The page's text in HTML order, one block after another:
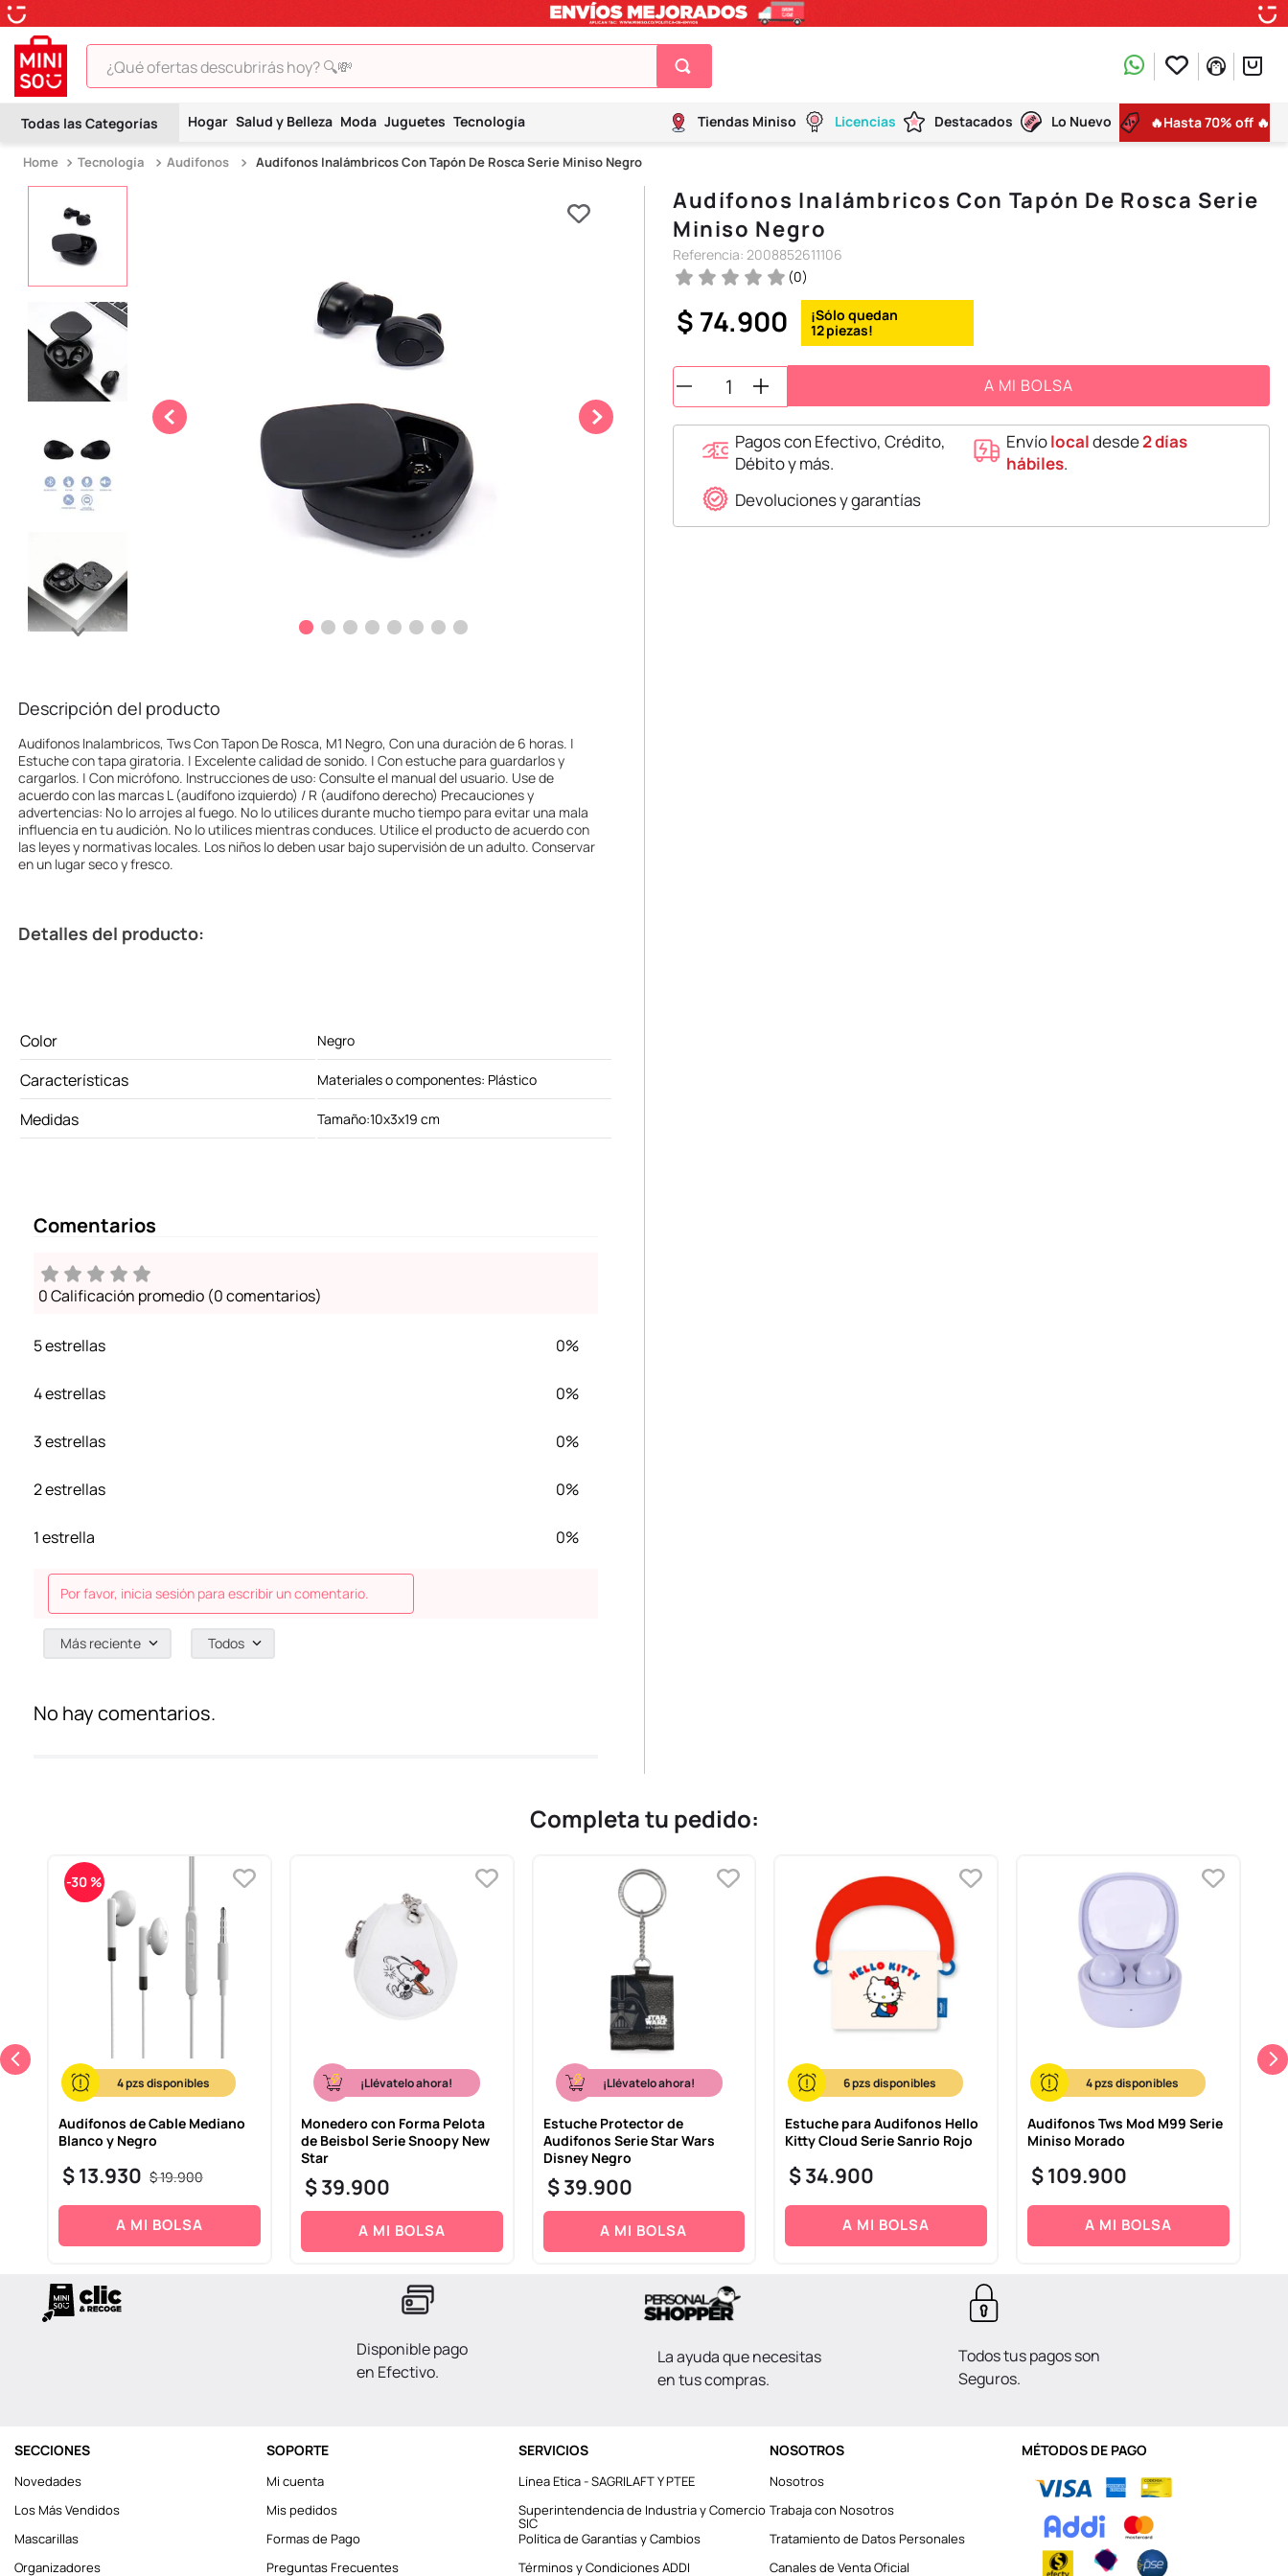
¿Qué ofertas descubrirás hoy? 🔍💸
Hogar Salud y Belleza Moda Juguetes Tecnología Tiendas Miniso Licencias Destacados Lo Nuevo 🔥Hasta 70% off 🔥
Tecnología Audifonos Audífonos Inalámbricos Con Tapón De Rosca Serie Miniso Negro
Descripción del producto
Audifonos Inalambricos, Tws Con Tapon De Rosca, M1 Negro, Con una duración de 6 horas. |
Estuche con tapa giratoria. | Excelente calidad de sonido. | Con estuche para guardarlos y
cargarlos. | Con micrófono. Instrucciones de uso: Consulte el manual del usuario. Use de
acuerdo con las marcas L (audífono izquierdo) / R (audífono derecho) Precauciones y
advertencias: No lo arrojes al fuego. No lo utilices durante mucho tiempo para evitar una mala
influencia en tu audición. No lo utilices mientras conduces. Utilice el producto de acuerdo con
las leyes y normativas locales. Los niños lo deben usar bajo supervisión de un adulto. Conservar
en un lugar seco y fresco.
Detalles del producto:
Color Negro
Características Materiales o componentes: Plástico
Medidas Tamaño:10x3x19 cm
Comentarios
0 Calificación promedio (0 comentarios)
5 estrellas 0%
4 estrellas 0%
3 estrellas 0%
2 estrellas 0%
1 estrella 0%
Por favor, inicia sesión para escribir un comentario.
Más reciente Todos
No hay comentarios.
Audífonos Inalámbricos Con Tapón De Rosca Serie
Miniso Negro
Referencia: 2008852611106
(0)
$ 74.900 12
A MI BOLSA
Pagos con Efectivo, Crédito,
Débito y más.
Envíolocaldesde2 días
hábiles.
Devoluciones y garantías
Completa tu pedido:
-30 %
4
Audífonos de Cable Mediano
Blanco y Negro
$19.900
$13.930
A MI BOLSA
¡Llévatelo ahora!
Monedero con Forma Pelota
de Beisbol Serie Snoopy New
Star
$39.900
A MI BOLSA
¡Llévatelo ahora!
Estuche Protector de
Audifonos Serie Star Wars
Disney Negro
$39.900
A MI BOLSA
6
Estuche para Audifonos Hello
Kitty Cloud Serie Sanrio Rojo
$34.900
A MI BOLSA
4
Audifonos Tws Mod M99 Serie
Miniso Morado
$109.900
A MI BOLSA
Disponible pago
en Efectivo.
La ayuda que necesitas
en tus compras.
Todos tus pagos son
Seguros.
SECCIONES
Novedades
Los Más Vendidos
Mascarillas
Organizadores
SOPORTE
Mi cuenta
Mis pedidos
Formas de Pago
Preguntas Frecuentes
SERVICIOS
Línea Etica - SAGRILAFT Y PTEE
Superintendencia de Industria y Comercio
SIC
Política de Garantías y Cambios
Términos y Condiciones ADDI
NOSOTROS
Nosotros
Trabaja con Nosotros
Tratamiento de Datos Personales
Canales de Venta Oficial
MÉTODOS DE PAGO
TÉRMINOS MÁS BUSCADOS
.
hello kitty
9.
one piece
.